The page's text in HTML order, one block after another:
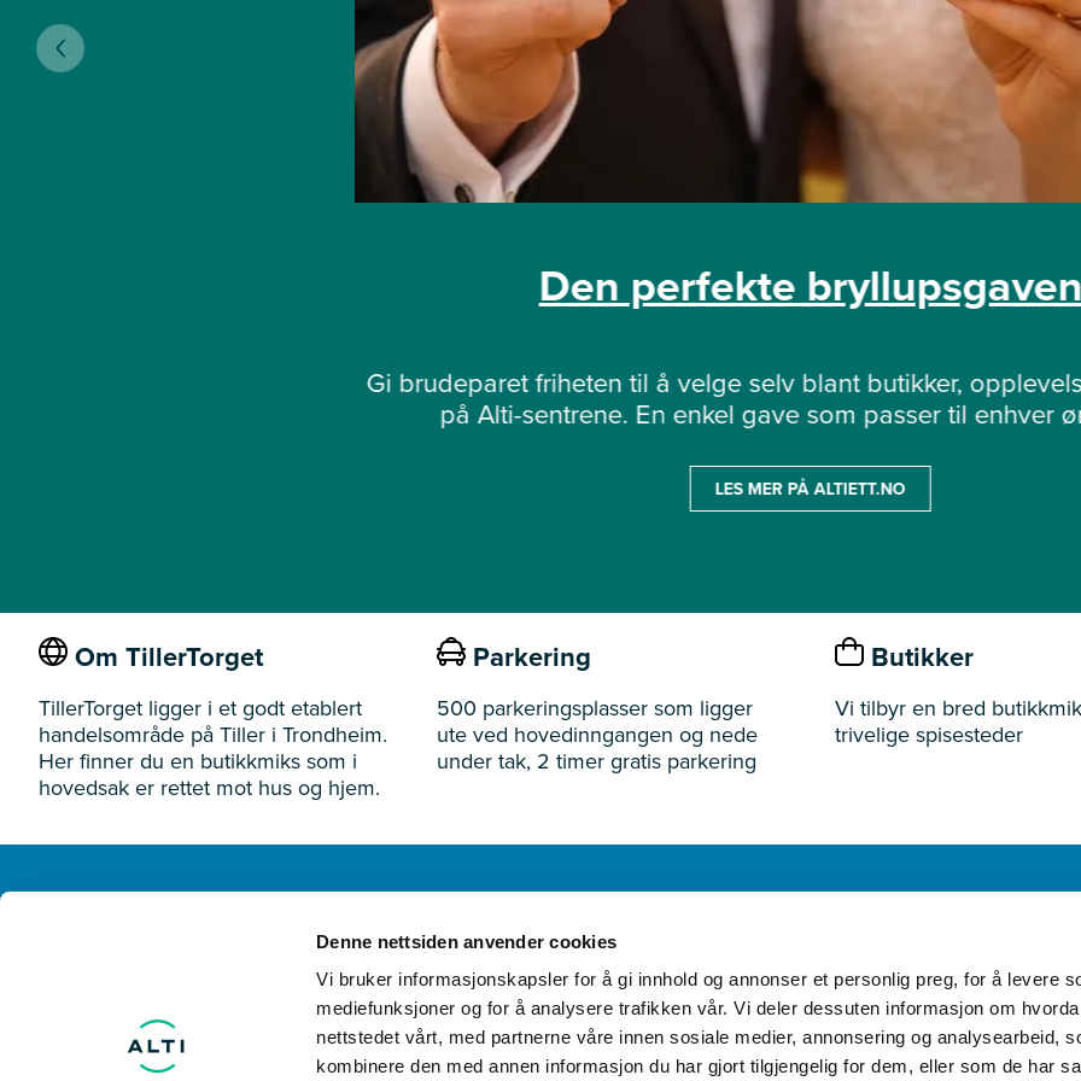
Denne nettsiden anvender cookies
Vi bruker informasjonskapsler for å gi innhold og annonser et personlig preg, for å levere
mediefunksjoner og for å analysere trafikken vår. Vi deler dessuten informasjon om
nettstedet vårt, med partnerne våre innen sosiale medier, annonsering og analysearbeid,
kombinere den med annen informasjon du har gjort tilgjengelig for dem, eller som de har
Den perfekte
Gi brudeparet friheten til å velge selv blant butikker,
på Alti-sentrene. En enkel gave som passer til enhver
LES MER PÅ ALTIETT.NO
Om TillerTorget
TillerTorget ligger i et godt etablert
handelsområde på Tiller i Trondheim.
Her finner du en butikkmiks som i
hovedsak er rettet mot hus og hjem.
Parkering
500 parkeringsplasser som ligger
ute ved hovedinngangen og nede
under tak, 2 timer gratis parkering
Butikker
Vi tilbyr en bred
trivelige spisesteder